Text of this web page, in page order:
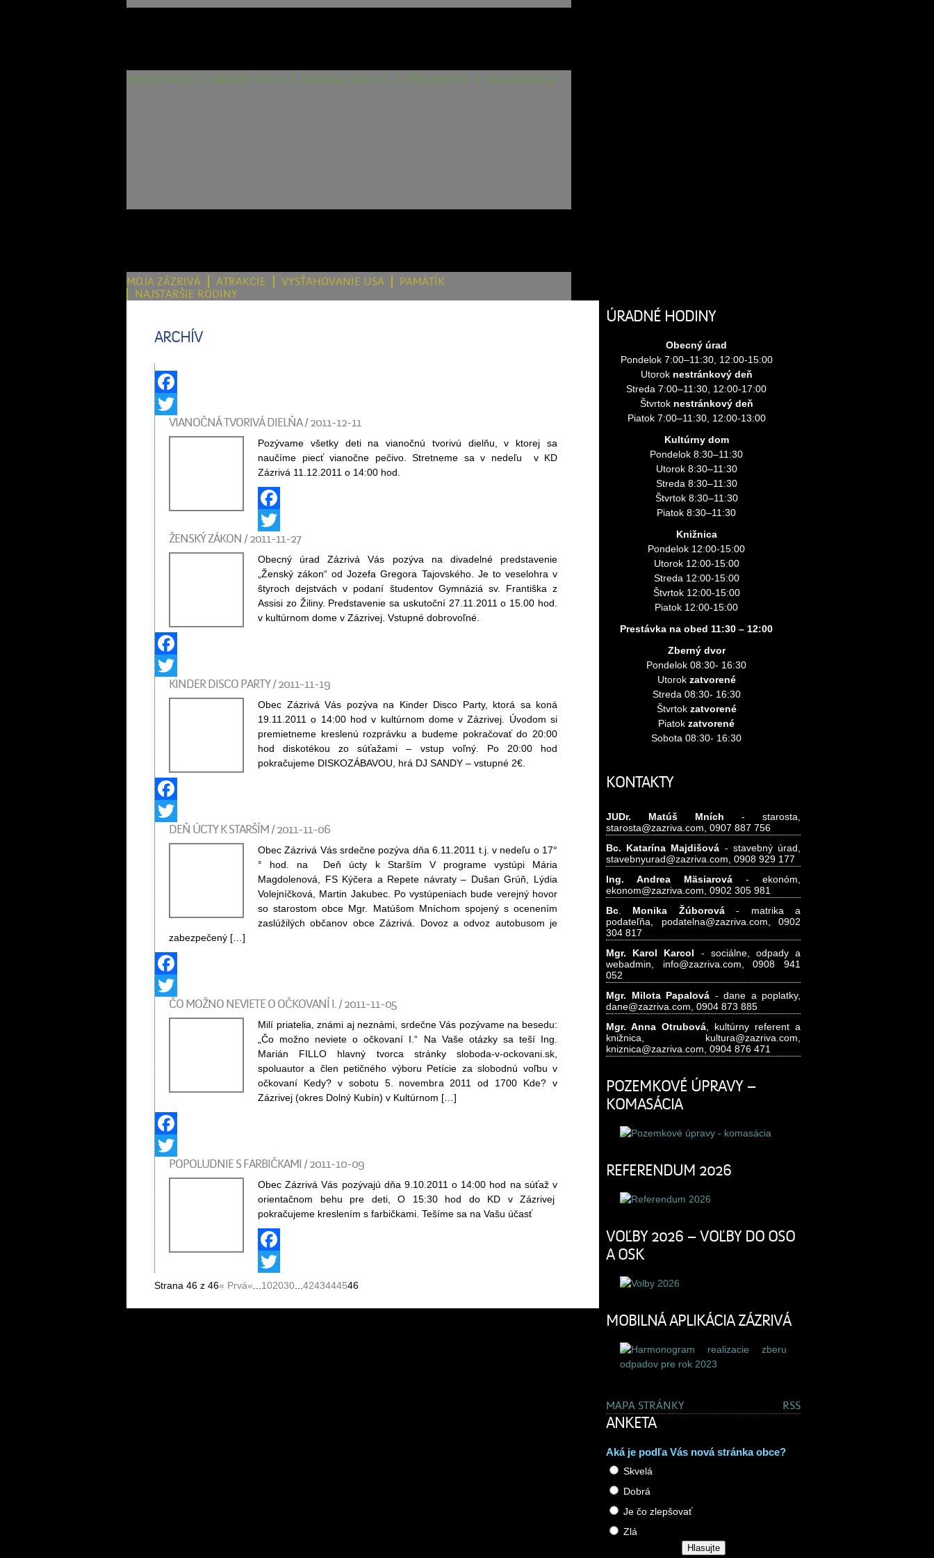
SAMOSPRÁVA OBECNÝ ÚRAD ÚRADNÁ TABUĽA DOKUMENTY ORGANIZÁCIE
MOJA ZÁZRIVÁ ATRAKCIE VYSŤAHOVANIE USA
PAMÄTÍK
NAJSTARŠIE RODINY
ARCHÍV
Facebook
Twitter
VIANOČNÁ TVORIVÁ DIELŇA / 2011-12-11
Pozývame všetky deti na vianočnú tvorivú dielňu, v ktorej sa
naučíme piecť vianočne pečivo. Stretneme sa v nedeľu v KD
Zázrivá 11.12.2011 o 14:00 hod.
Facebook
Twitter
ŽENSKÝ ZÁKON / 2011-11-27
Obecný úrad Zázrivá Vás pozýva na divadelné predstavenie
„Ženský zákon“ od Jozefa Gregora Tajovského. Je to veselohra v
štyroch dejstvách v podaní študentov Gymnáziá sv. Františka z
Assisi zo Žiliny. Predstavenie sa uskutoční 27.11.2011 o 15.00 hod.
v kultúrnom dome v Zázrivej. Vstupné dobrovoľné.
Facebook
Twitter
KINDER DISCO PARTY / 2011-11-19
Obec Zázrivá Vás pozýva na Kinder Disco Party, ktorá sa koná
19.11.2011 o 14:00 hod v kultúrnom dome v Zázrivej. Úvodom si
premietneme kreslenú rozprávku a budeme pokračovať do 20:00
hod diskotékou zo súťažami – vstup voľný. Po 20:00 hod
pokračujeme DISKOZÁBAVOU, hrá DJ SANDY – vstupné 2€.
Facebook
Twitter
DEŇ ÚCTY K STARŠÍM / 2011-11-06
Obec Zázrivá Vás srdečne pozýva dňa 6.11.2011 t.j. v nedeľu o 17°
° hod. na Deň úcty k Starším V programe vystúpi Mária
Magdolenová, FS Kýčera a Repete návraty – Dušan Grúň, Lýdia
Volejníčková, Martin Jakubec. Po vystúpeniach bude verejný hovor
so starostom obce Mgr. Matúšom Mníchom spojený s ocenením
zaslúžilých občanov obce Zázrivá. Dovoz a odvoz autobusom je
zabezpečený […]
Facebook
Twitter
ČO MOŽNO NEVIETE O OČKOVANÍ I. / 2011-11-05
Milí priatelia, známi aj neznámi, srdečne Vás pozývame na besedu:
„Čo možno neviete o očkovaní I.“ Na Vaše otázky sa teší Ing.
Marián FILLO hlavný tvorca stránky sloboda-v-ockovani.sk,
spoluautor a člen petičného výboru Petície za slobodnú voľbu v
očkovaní Kedy? v sobotu 5. novembra 2011 od 1700 Kde? v
Zázrivej (okres Dolný Kubín) v Kultúrnom […]
Facebook
Twitter
POPOLUDNIE S FARBIČKAMI / 2011-10-09
Obec Zázrivá Vás pozývajú dňa 9.10.2011 o 14:00 hod na súťaž v
orientačnom behu pre deti, O 15:30 hod do KD v Zázrivej
pokračujeme kreslením s farbičkami. Tešíme sa na Vašu účasť
Facebook
Twitter
Strana 46 z 46« Prvá« 102030 4243444546
ÚRADNÉ HODINY
Obecný úrad
Pondelok 7:00–11:30, 12:00-15:00
Utorok nestránkový deň
Streda 7:00–11:30, 12:00-17:00
Štvrtok nestránkový deň
Piatok 7:00–11:30, 12:00-13:00
Kultúrny dom
Pondelok 8:30–11:30
Utorok 8:30–11:30
Streda 8:30–11:30
Štvrtok 8:30–11:30
Piatok 8:30–11:30
Knižnica
Pondelok 12:00-15:00
Utorok 12:00-15:00
Streda 12:00-15:00
Štvrtok 12:00-15:00
Piatok 12:00-15:00
Prestávka na obed 11:30 – 12:00
Zberný dvor
Pondelok 08:30- 16:30
Utorok zatvorené
Streda 08:30- 16:30
Štvrtok zatvorené
Piatok zatvorené
Sobota 08:30- 16:30
KONTAKTY
JUDr. Matúš Mních - starosta,
starosta@zazriva.com, 0907 887 756
Bc. Katarína Majdišová - stavebný úrad,
stavebnyurad@zazriva.com, 0908 929 177
Ing. Andrea Mäsiarová - ekonóm,
ekonom@zazriva.com , 0902 305 981
Bc
Monika Žúborová- matrika a
podateľňa, podatelna@zazriva.com, 0902
304 817
Mgr. Karol Karcol - sociálne, odpady a
webadmin, info@zazriva.com,0908 941
052
Mgr. Milota Papalová - dane a poplatky,
dane@zazriva.com , 0904 873 885
Mgr. Anna Otrubová , kultúrny referent a
knižnica, kultura@zazriva.com,
kniznica@zazriva.com , 0904 876 471
POZEMKOVÉ ÚPRAVY –
KOMASÁCIA
REFERENDUM 2026
VOĽBY 2026 – VOĽBY DO OSO
A OSK
MOBILNÁ APLIKÁCIA ZÁZRIVÁ
MAPA STRÁNKY RSS
ANKETA
Aká je podľa Vás nová stránka obce?
Skvelá
Dobrá
Je čo zlepšovať
Zlá